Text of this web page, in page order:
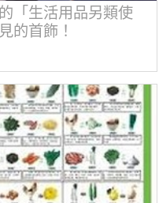
「生活用品另類使
的首飾！